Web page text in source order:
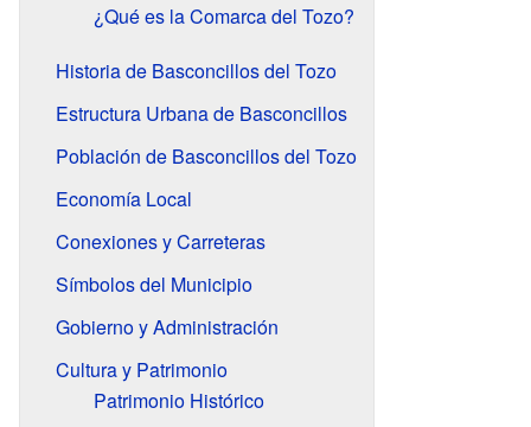
¿Qué es la Comarca del Tozo?
Historia de Basconcillos del Tozo
Estructura Urbana de Basconcillos
Población de Basconcillos del Tozo
Economía Local
Conexiones y Carreteras
Símbolos del Municipio
Gobierno y Administración
Cultura y Patrimonio
Patrimonio Histórico